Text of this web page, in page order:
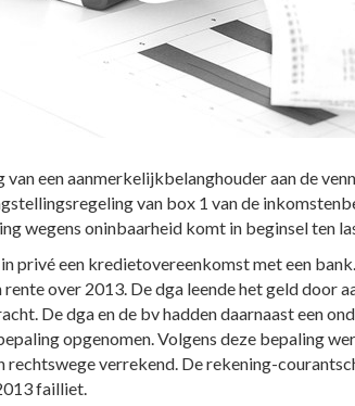
van een aanmerkelijkbelanghouder aan de
van box 1 van de
wegens oninbaarheid komt in beginsel ten
privé een kredietovereenkomst met een
over 2013. De dga leende het geld door
De dga en de bv hadden daarnaast een
opgenomen. Volgens deze bepaling
rechtswege verrekend. De rekening-
failliet.